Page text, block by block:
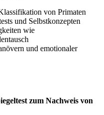
von Primaten
und Selbstkonzepten
wie
und emotionaler
zum Nachweis von